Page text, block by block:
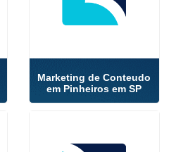
Marketing de Conteudo
em Pinheiros em SP